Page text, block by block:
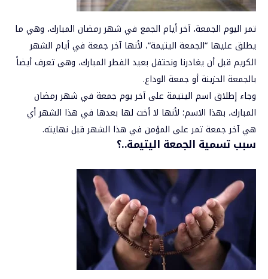
تمر اليوم الجمعة، آخر أيام الجمع في شهر رمضان المبارك، وهي ما
يطلق عليها “الجمعة اليتيمة“، لأنها آخر جمعة في أيام الشهر
الكريم قبل أن يغادرنا ونحتفل بعيد الفطر المبارك، وهى تعرف أيضاً
بالجمعة الحزينة أو جمعة الوداع.
وجاء إطلاق اسم اليتيمة على آخر يوم جمعة في شهر رمضان
المبارك، بهذا الاسم؛ ‏لأنها لا أخت لها بعدها في هذا الشهر أي
هي آخر جمعة تمر على المؤمن في هذا الشهر قبل نهايته.
سبب تسمية الجمعة اليتيمة..؟